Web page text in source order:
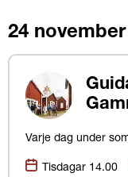
24 november
Varje dag under
Datum:
Tisdagar 14.00